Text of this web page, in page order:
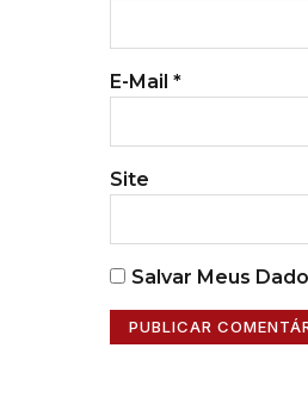
E-Mail *
Site
Salvar Meus